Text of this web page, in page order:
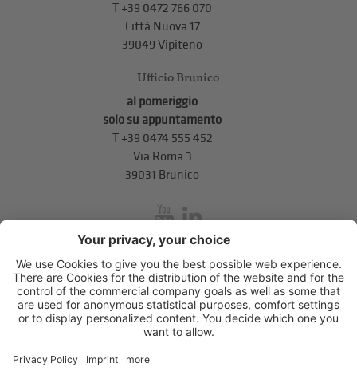
T +39 0472 766 070
Città Nuova 17
39049 Vipiteno
Ufficio Brunico
al pomeriggio
solo su appuntamento
T+39 0474 555 452
Via Roma 3
39031 Brunico
inService
Via di Mezzo ai Piani 5 ,39100 Bolzano.T+39 0471 310 311.
info@unione-bz.it
Impressum
Privacy